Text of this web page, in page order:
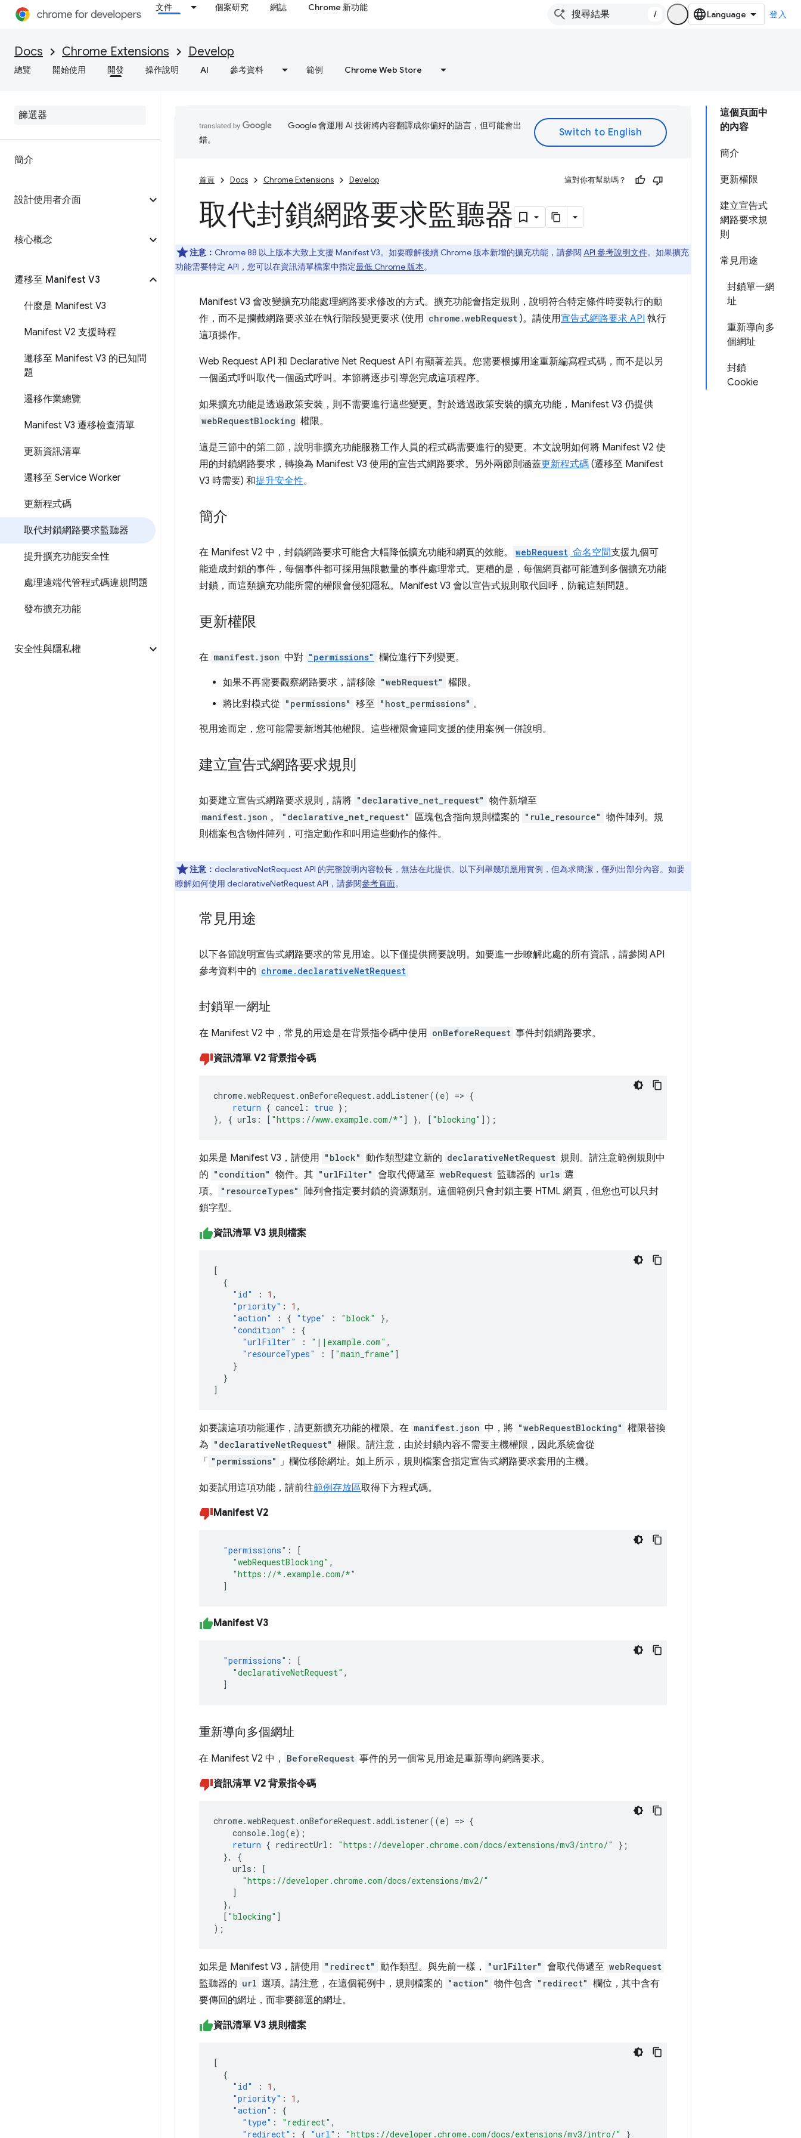
文件 個案研究 網誌 Chrome 新功能
/ 登入
Docs Chrome Extensions Develop
總覽 開始使用 開發 操作說明 AI 參考資料 範例 Chrome Web Store
簡介
設計使用者介面
核心概念
遷移至 Manifest V3
什麼是 Manifest V3
Manifest V2 支援時程
遷移至 Manifest V3 的已知問
題
遷移作業總覽
Manifest V3 遷移檢查清單
更新資訊清單
遷移至 Service Worker
更新程式碼
取代封鎖網路要求監聽器
提升擴充功能安全性
處理遠端代管程式碼違規問題
發布擴充功能
安全性與隱私權
這個頁面中
的內容
簡介
更新權限
建立宣告式
網路要求規
則
常見用途
封鎖單一網
址
重新導向多
個網址
封鎖
Cookie
Google 會運用 AI 技術將內容翻譯成你偏好的語言，但可能會出
錯。
首頁 Docs Chrome Extensions Develop 這對你有幫助嗎？
取代封鎖網路要求監聽器
注意： Chrome 88 以上版本大致上支援 Manifest V3。如要瞭解後續 Chrome 版本新增的擴充功能，請參閱 API 參考說明文件。如果擴充
功能需要特定 API，您可以在資訊清單檔案中指定最低 Chrome 版本。
Manifest V3 會改變擴充功能處理網路要求修改的方式。擴充功能會指定規則，說明符合特定條件時要執行的動
作，而不是攔截網路要求並在執行階段變更要求 (使用 chrome.webRequest )。請使用宣告式網路要求 API 執行
這項操作。
Web Request API 和 Declarative Net Request API 有顯著差異。您需要根據用途重新編寫程式碼，而不是以另
一個函式呼叫取代一個函式呼叫。本節將逐步引導您完成這項程序。
如果擴充功能是透過政策安裝，則不需要進行這些變更。對於透過政策安裝的擴充功能，Manifest V3 仍提供
webRequestBlocking 權限。
這是三節中的第二節，說明非擴充功能服務工作人員的程式碼需要進行的變更。本文說明如何將 Manifest V2 使
用的封鎖網路要求，轉換為 Manifest V3 使用的宣告式網路要求。另外兩節則涵蓋更新程式碼 (遷移至 Manifest
V3 時需要) 和提升安全性。
簡介
在 Manifest V2 中，封鎖網路要求可能會大幅降低擴充功能和網頁的效能。 webRequest 命名空間支援九個可
能造成封鎖的事件，每個事件都可採用無限數量的事件處理常式。更糟的是，每個網頁都可能遭到多個擴充功能
封鎖，而這類擴充功能所需的權限會侵犯隱私。Manifest V3 會以宣告式規則取代回呼，防範這類問題。
更新權限
在 manifest.json 中對 "permissions" 欄位進行下列變更。
如果不再需要觀察網路要求，請移除 "webRequest" 權限。
將比對模式從 "permissions" 移至 "host_permissions" 。
視用途而定，您可能需要新增其他權限。這些權限會連同支援的使用案例一併說明。
建立宣告式網路要求規則
如要建立宣告式網路要求規則，請將 "declarative_net_request" 物件新增至
manifest.json 。 "declarative_net_request" 區塊包含指向規則檔案的 "rule_resource" 物件陣列。規
則檔案包含物件陣列，可指定動作和叫用這些動作的條件。
注意： declarativeNetRequest API 的完整說明內容較長，無法在此提供。以下列舉幾項應用實例，但為求簡潔，僅列出部分內容。如要
瞭解如何使用 declarativeNetRequest API，請參閱參考頁面。
常見用途
以下各節說明宣告式網路要求的常見用途。以下僅提供簡要說明。如要進一步瞭解此處的所有資訊，請參閱 API
參考資料中的 chrome.declarativeNetRequest
封鎖單一網址
在 Manifest V2 中，常見的用途是在背景指令碼中使用 onBeforeRequest 事件封鎖網路要求。
資訊清單 V2 背景指令碼
chrome.webRequest.onBeforeRequest.addListener((e) => {
return { cancel : true };
},
{ urls : [ "https://www.example.com/*" ] }, [ "blocking" ]);
如果是 Manifest V3，請使用 "block" 動作類型建立新的 declarativeNetRequest 規則。請注意範例規則中
的 "condition" 物件。其 "urlFilter" 會取代傳遞至 webRequest 監聽器的 urls 選
項。
"resourceTypes"
陣列會指定要封鎖的資源類別。這個範例只會封鎖主要 HTML 網頁，但您也可以只封
鎖字型。
資訊清單 V3 規則檔案
[
{
"id"
: 1 ,
"priority" : 1 ,
"action"
: { "type" : "block"
},
"condition"
:
{
"urlFilter"
: "||example.com" ,
"resourceTypes"
: [ "main_frame" ]
}
}
]
如要讓這項功能運作，請更新擴充功能的權限。在 manifest.json 中，將 "webRequestBlocking" 權限替換
為 "declarativeNetRequest" 權限。請注意，由於封鎖內容不需要主機權限，因此系統會從
「 "permissions" 」欄位移除網址。如上所示，規則檔案會指定宣告式網路要求套用的主機。
如要試用這項功能，請前往範例存放區取得下方程式碼。
Manifest V2
"permissions" :
[
"webRequestBlocking" ,
"https://*.example.com/*"
]
Manifest V3
"permissions" :
[
"declarativeNetRequest" ,
]
重新導向多個網址
在 Manifest V2 中， BeforeRequest 事件的另一個常見用途是重新導向網路要求。
資訊清單 V2 背景指令碼
chrome.webRequest .onBeforeRequest .addListener((e) => {
console. log(e);
return { redirectUrl : "https://developer.chrome.com/docs/extensions/mv3/intro/"
};
},
{
urls :
[
"https://developer.chrome.com/docs/extensions/mv2/"
]
},
[ "blocking" ]
);
如果是 Manifest V3，請使用 "redirect" 動作類型。與先前一樣， "urlFilter" 會取代傳遞至 webRequest
監聽器的 url 選項。請注意，在這個範例中，規則檔案的 "action" 物件包含 "redirect" 欄位，其中含有
要傳回的網址，而非要篩選的網址。
資訊清單 V3 規則檔案
[
{
"id"
: 1 ,
"priority" : 1 ,
"action" :
{
"type" : "redirect" ,
"redirect" : { "url" : "https://developer.chrome.com/docs/extensions/mv3/intro/" }